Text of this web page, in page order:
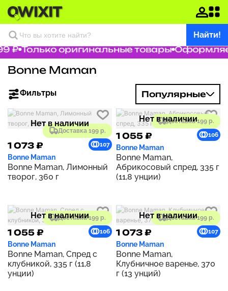
Найти!
₽ Только оригинальные товары
Bonne Maman
Фильтры Популярные
Доставка 199 р.
Нет в наличии
1 073 ₽ 107
Bonne Maman
Bonne Maman, Лимонный
творог, 360 г
Доставка 199 р.
Нет в наличии
1 055 ₽ 106
Bonne Maman
Bonne Maman,
Абрикосовый спред, 335 г
(11,8 унции)
Доставка 199 р.
Нет в наличии
1 055 ₽ 106
Bonne Maman
Bonne Maman, Спред с
клубникой, 335 г (11,8
унции)
Доставка 199 р.
Нет в наличии
1 073 ₽ 107
Bonne Maman
Bonne Maman,
Клубничное варенье, 370
г (13 унций)